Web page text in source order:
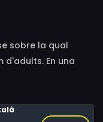
sobre la qual
d'adults. En una
les polítiques
tenen per objectiu